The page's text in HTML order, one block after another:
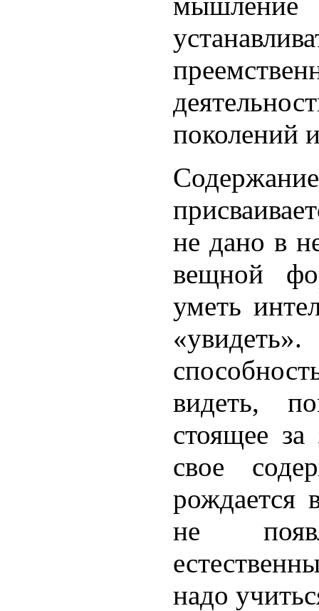
поколений
не дано в
вещной
уметь
видеть,
стоящее
свое
рождается
не
надо